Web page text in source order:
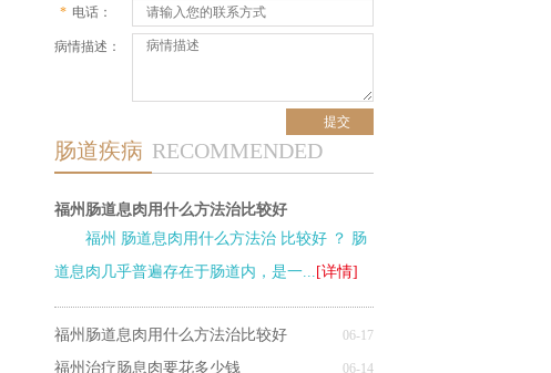
* 电话：
病情描述：
肠道疾病 RECOMMENDED
福州肠道息肉用什么方法治比较好
福州 肠道息肉用什么方法治 比较好 ？ 肠
道息肉几乎普遍存在于肠道内，是一... [详情]
06-17
福州肠道息肉用什么方法治比较好
06-14
福州治疗肠息肉要花多少钱